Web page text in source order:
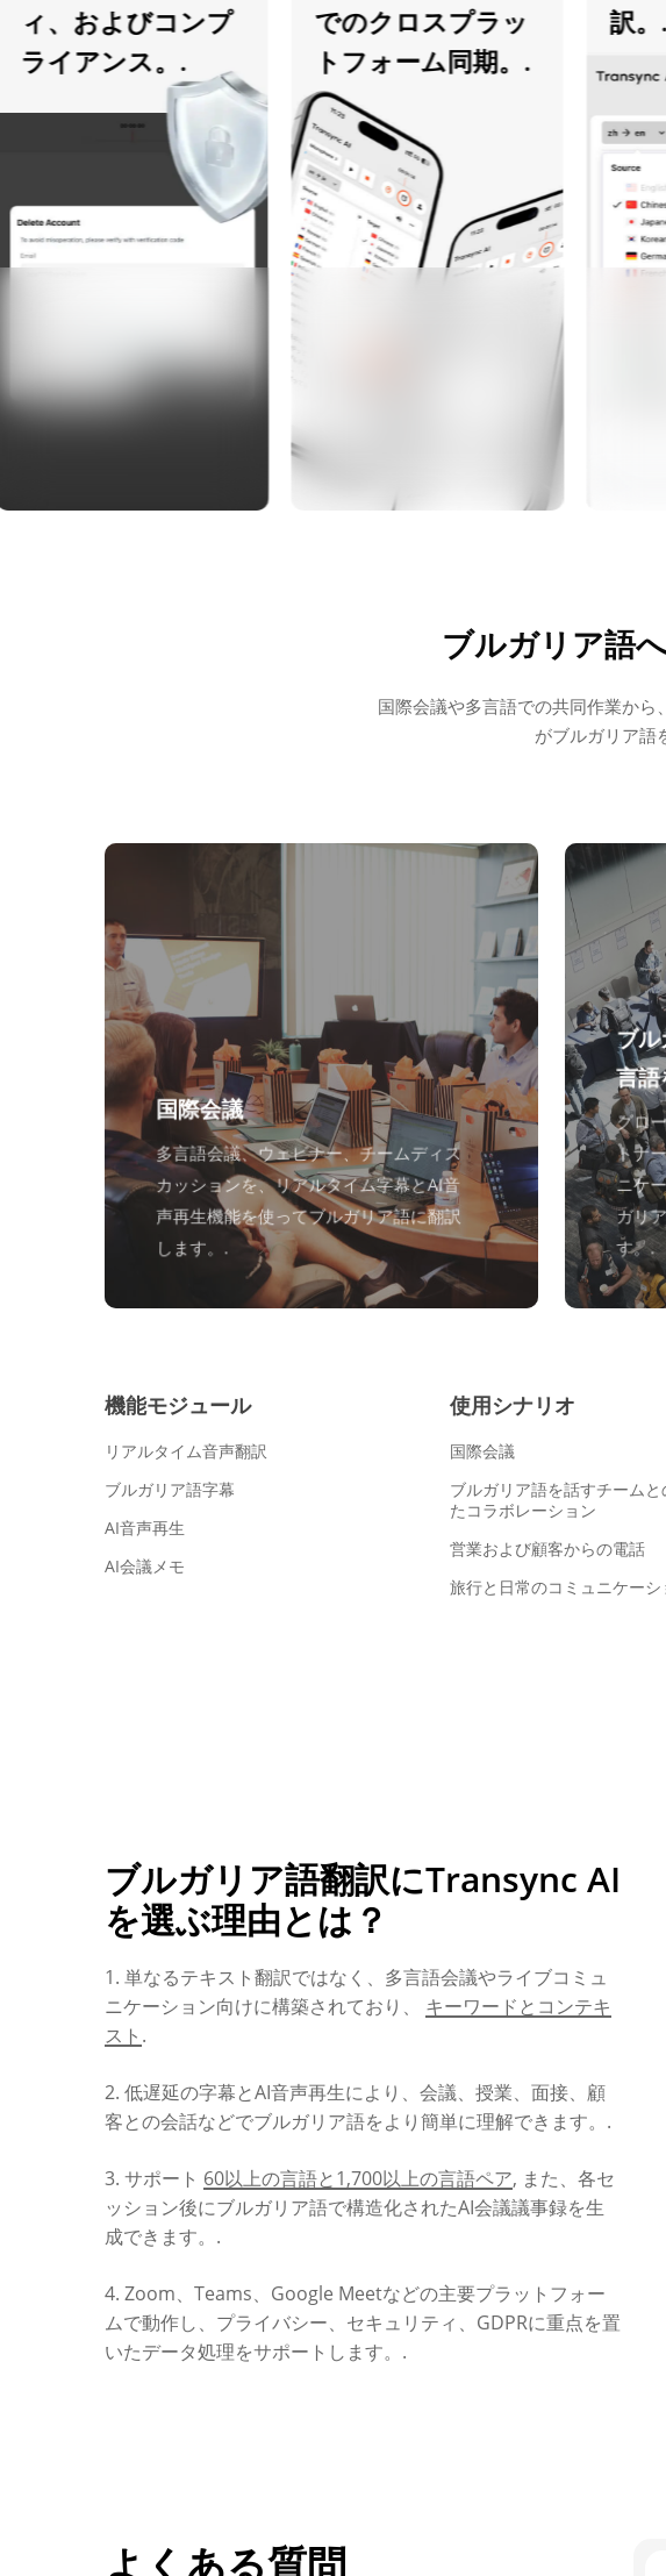
訳。.
およびコンプ
アンス。.
でのクロスプラッ
トフォーム同期。.
ブルガリア語
国際会議や多言語での共同作業か
がブルガリア語
国際会議
多言語会議、ウェビナー、チームディス
カッションを、リアルタイム字幕とAI音
声再生機能を使ってブルガリア語に翻訳
します。.
ブ
言
グロ
トナ
ニケ
ガリ
す。.
機能モジュール
リアルタイム音声翻訳
ブルガリア語字幕
AI音声再生
AI会議メモ
使用シナリオ
国際会議
ブルガリア語を話すチームと
たコラボレーション
営業および顧客からの電話
旅行と日常のコミュニケーシ
ブルガリア語翻訳にTransync AI
を選ぶ理由とは？
1. 単なるテキスト翻訳ではなく、多言語会議やライブコミュ
ニケーション向けに構築されており、 キーワードとコンテキ
スト .
2. 低遅延の字幕とAI音声再生により、会議、授業、面接、顧
客との会話などでブルガリア語をより簡単に理解できます。.
3. サポート 60以上の言語と1,700以上の言語ペア, また、各セ
ッション後にブルガリア語で構造化されたAI会議議事録を生
成できます。.
4. Zoom、Teams、Google Meetなどの主要プラットフォー
ムで動作し、プライバシー、セキュリティ、GDPRに重点を置
いたデータ処理をサポートします。.
よくある質問